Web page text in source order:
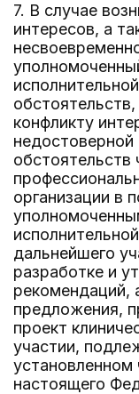
7. В случае
интересов, а
конфликту
недостоверной
обстоятельств
организации в
дальнейшего
разработке и
рекомендаций,
предложения,
проект
участии,
установленном
настоящего